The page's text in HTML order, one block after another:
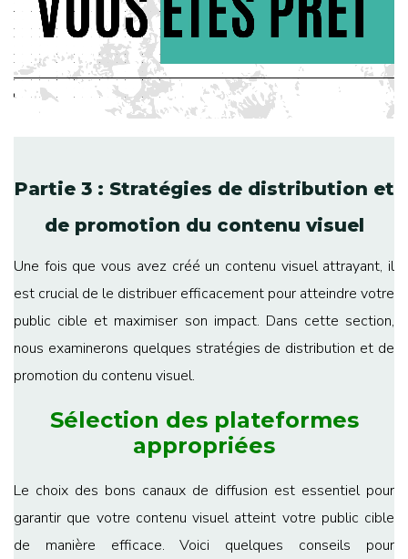
Partie 3 : Stratégies de distribution et
de promotion du contenu visuel
Une fois que vous avez créé un contenu visuel attrayant, il
est crucial de le distribuer efficacement pour atteindre votre
public cible et maximiser son impact. Dans cette section,
nous examinerons quelques stratégies de distribution et de
promotion du contenu visuel.
Sélection des plateformes
appropriées
Le choix des bons canaux de diffusion est essentiel pour
garantir que votre contenu visuel atteint votre public cible
de manière efficace. Voici quelques conseils pour